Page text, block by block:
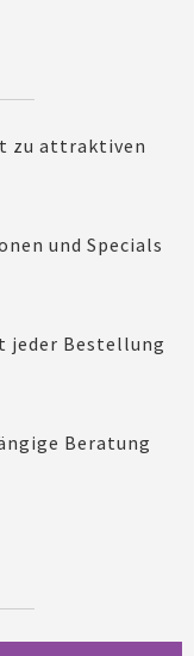
zu attraktiven
und Specials
jeder Bestellung
Beratung